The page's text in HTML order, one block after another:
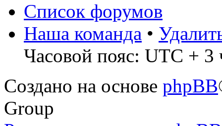
Список форумов
Наша команда •
Часовой пояс: UTC + 3
Создано на основе phpBB
Group